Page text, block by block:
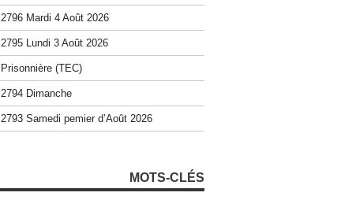
2796 Mardi 4 Août 2026
2795 Lundi 3 Août 2026
Prisonnière (TEC)
2794 Dimanche
2793 Samedi pemier d’Août 2026
MOTS-CLÉS